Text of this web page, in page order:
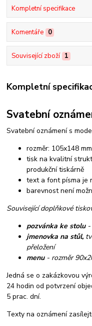
Kompletní specifikace
Komentáře 0
Související zboží 1
Kompletní
Svatební
Svatební oznámení s
rozměr: 105x148
tisk na kvalitní
produkční tiskárně
text a font písma je
barevnost není
Související doplňkové
pozvánka ke stolu-
jmenovka na stůl,
přeložení
menu- rozměr
Jedná se o zakázkovou
24 hodin od potvrzení
5 prac. dní.
Texty na oznámení